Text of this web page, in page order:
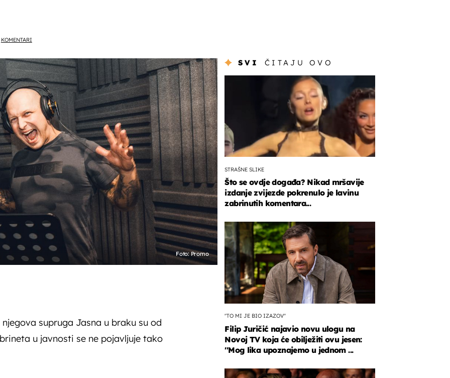
KOMENTARI
Foto: Promo
supruga Jasna u braku su od
u javnosti se ne pojavljuje tako
SVI ČITAJU OVO
STRAŠNE SLIKE
Što se ovdje događa? Nikad mršavije
izdanje zvijezde pokrenulo je lavinu
zabrinutih komentara...
''TO MI JE BIO IZAZOV''
Filip Juričić najavio novu ulogu na
Novoj TV koja će obilježiti ovu jesen:
''Mog lika upoznajemo u jednom ...